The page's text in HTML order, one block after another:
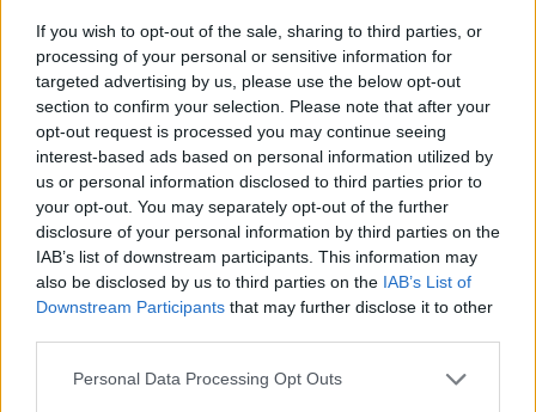
If you wish to opt-out of the sale, sharing to third parties, or
processing of your personal or sensitive information for
targeted advertising by us, please use the below opt-out
section to confirm your selection. Please note that after your
opt-out request is processed you may continue seeing
interest-based ads based on personal information utilized by
us or personal information disclosed to third parties prior to
your opt-out. You may separately opt-out of the further
disclosure of your personal information by third parties on the
IAB’s list of downstream participants. This information may
also be disclosed by us to third parties on the IAB’s List of
Downstream Participants that may further disclose it to other
Personal Data Processing Opt Outs